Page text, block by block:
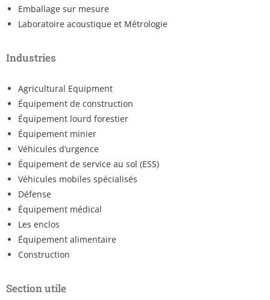
Emballage sur mesure
Laboratoire acoustique et Métrologie
Industries
Agricultural Equipment
Équipement de construction
Équipement lourd forestier
Équipement minier
Véhicules d’urgence
Équipement de service au sol (ESS)
Véhicules mobiles spécialisés
Défense
Équipement médical
Les enclos
Équipement alimentaire
Construction
Section utile